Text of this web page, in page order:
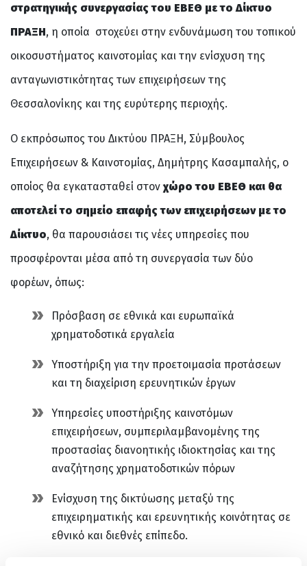
στρατηγικής συνεργασίας του ΕΒΕΘ με το Δίκτυο
ΠΡΑΞΗ, η οποία στοχεύει στην ενδυνάμωση του τοπικού
οικοσυστήματος καινοτομίας και την ενίσχυση της
ανταγωνιστικότητας των επιχειρήσεων της
Θεσσαλονίκης και της ευρύτερης περιοχής.
Ο εκπρόσωπος του Δικτύου ΠΡΑΞΗ, Σύμβουλος
Επιχειρήσεων & Καινοτομίας, Δημήτρης Κασαμπαλής, ο
οποίος θα εγκατασταθεί στονχώρο του ΕΒΕΘ και θα
αποτελεί το σημείο επαφής των επιχειρήσεων με το
Δίκτυο, θα παρουσιάσει τις νέες υπηρεσίες που
προσφέρονται μέσα από τη συνεργασία των δύο
φορέων, όπως:
Πρόσβαση σε εθνικά και ευρωπαϊκά
χρηματοδοτικά εργαλεία
Υποστήριξη για την προετοιμασία προτάσεων
και τη διαχείριση ερευνητικών έργων
Υπηρεσίες υποστήριξης καινοτόμων
επιχειρήσεων, συμπεριλαμβανομένης της
προστασίας διανοητικής ιδιοκτησίας και της
αναζήτησης χρηματοδοτικών πόρων
Ενίσχυση της δικτύωσης μεταξύ της
επιχειρηματικής και ερευνητικής κοινότητας σε
εθνικό και διεθνές επίπεδο.